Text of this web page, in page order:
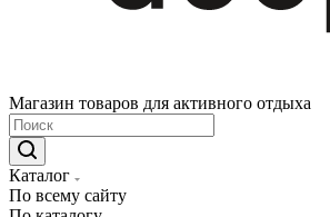
Магазин товаров для активного отдыха
Каталог
По всему сайту